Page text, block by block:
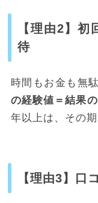
【理由2】
待
時間もお金も無
の経験値＝結果
年以上は、その
【理由3】口